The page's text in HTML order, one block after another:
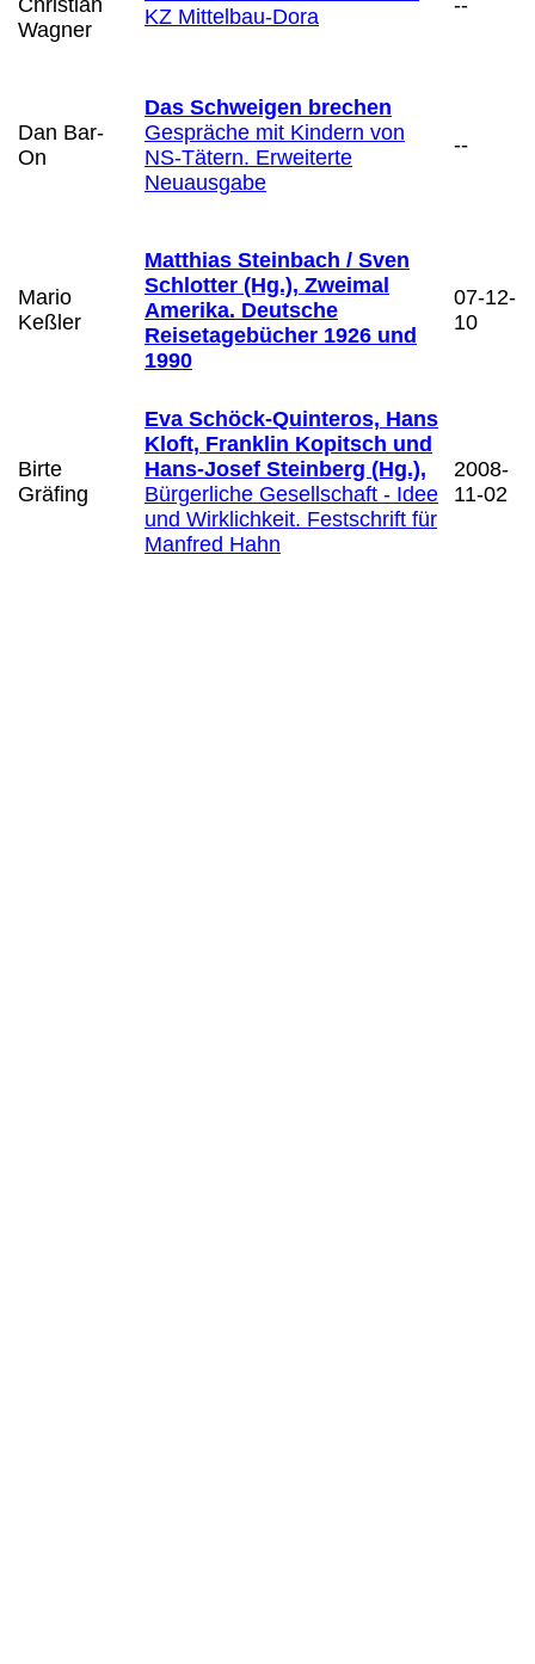
Wagner
KZ Mittelbau-Dora
Dan Bar-
On
Das Schweigen brechen
Gespräche mit Kindern von
NS-Tätern. Erweiterte
Neuausgabe
--
Mario
Keßler
Matthias Steinbach / Sven
Schlotter (Hg.), Zweimal
Amerika. Deutsche
Reisetagebücher 1926 und
1990
07-12-
10
Birte
Gräfing
Eva Schöck-Quinteros, Hans
Kloft, Franklin Kopitsch und
Hans-Josef Steinberg (Hg.),
Bürgerliche Gesellschaft - Idee
und Wirklichkeit. Festschrift für
Manfred Hahn
2008-
11-02